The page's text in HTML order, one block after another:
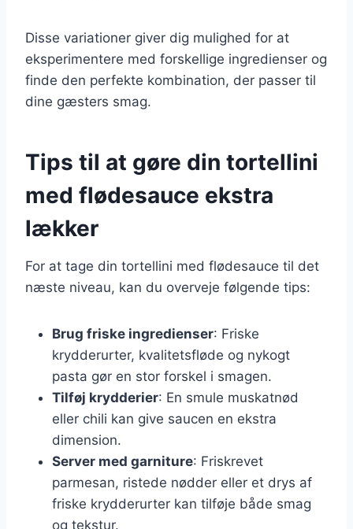
Disse variationer giver dig mulighed for at
eksperimentere med forskellige ingredienser og
finde den perfekte kombination, der passer til
dine gæsters smag.
Tips til at gøre din tortellini
med flødesauce ekstra
lækker
For at tage din tortellini med flødesauce til det
næste niveau, kan du overveje følgende tips:
Brug friske ingredienser: Friske
krydderurter, kvalitetsfløde og nykogt
pasta gør en stor forskel i smagen.
Tilføj krydderier: En smule muskatnød
eller chili kan give saucen en ekstra
dimension.
Server med garniture: Friskrevet
parmesan, ristede nødder eller et drys af
friske krydderurter kan tilføje både smag
og tekstur.